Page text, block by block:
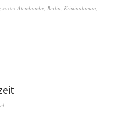
Atombombe, Berlin, Kriminaloman,